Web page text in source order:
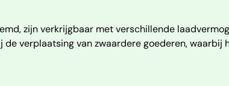
zijn verkrijgbaar met verschillende
verplaatsing van zwaardere goederen, waarbij